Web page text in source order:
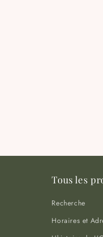
Tous les
Recherche
Horaires et